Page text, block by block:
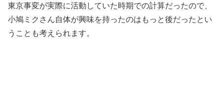
東京事変が実際に活動していた時期での計算だったので、
小鳩ミクさん自体が興味を持ったのはもっと後だったとい
うことも考えられます。